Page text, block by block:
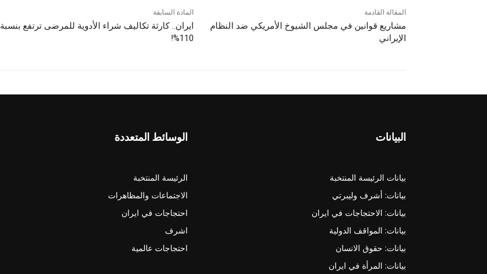
المادة السابقة
ایران.. کارثة تكاليف شراء الأدوية للمرضى ترتفع بنسبة
110%!
المقالة القادمة
مشاريع قوانين في مجلس الشيوخ الأمريكي ضد النظام
الإيراني
الوسائط المتعددة
الرئيسة المنتخبة
الاجتماعات والمظاهرات
احتجاجات في ايران
اشرف
احتجاجات عالمية
البيانات
بيانات الرئيسة المنتخبة
بيانات: أشرف وليبرتي
بيانات: الاحتجاجات في ايران
بيانات: المواقف الدولية
بيانات: حقوق الانسان
بيانات: المرأة في ايران